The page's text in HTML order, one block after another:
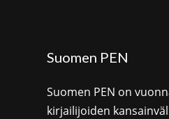
Suomen PEN
Suomen PEN on
kirjailijoiden